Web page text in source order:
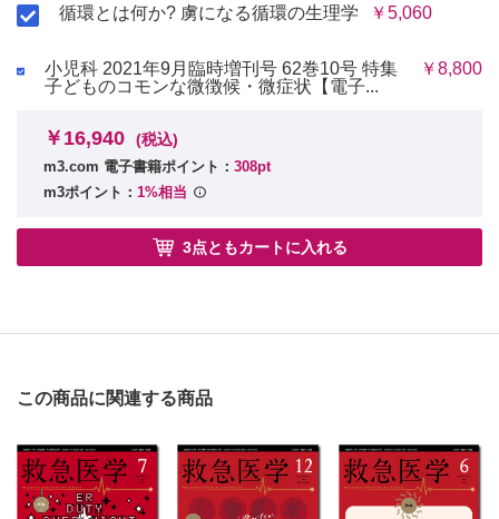
循環とは何か? 虜になる循環の生理学 ￥5,060
小児科 2021年9月臨時増刊号 62巻10号 特集
子どものコモンな微徴候・微症状【電子...
￥8,800
￥16,940 (税込)
m3.com 電子書籍ポイント： 308pt
m3ポイント： 1%相当
3点ともカートに入れる
この商品に関連する商品